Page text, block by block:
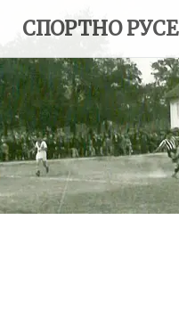
content
СПОРТНО РУСЕ